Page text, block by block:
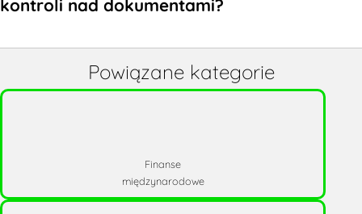
kontroli nad dokumentami?
Powiązane kategorie
Finanse
międzynarodowe